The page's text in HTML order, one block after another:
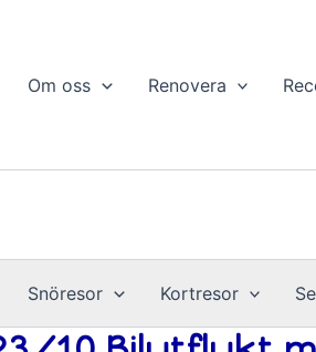
Om oss Renovera
Snöresor Kortresor